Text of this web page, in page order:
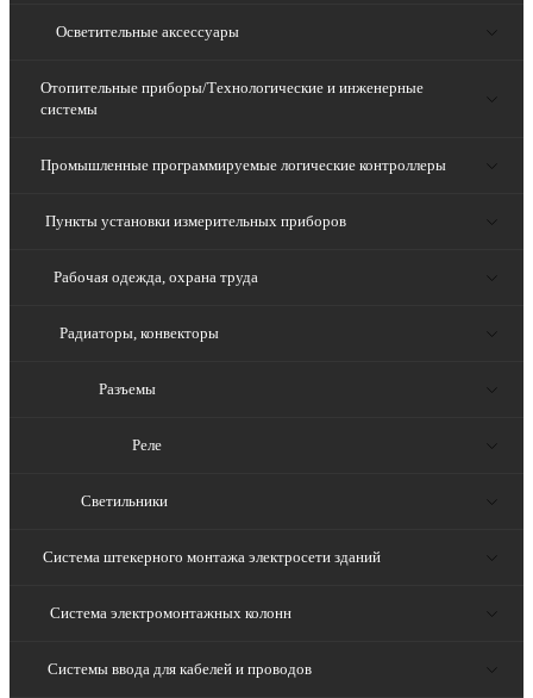
Осветительные аксессуары
Отопительные приборы/Технологические и инженерные
системы
Промышленные программируемые логические контроллеры
Пункты установки измерительных приборов
Рабочая одежда, охрана труда
Радиаторы, конвекторы
Разъемы
Реле
Светильники
Система штекерного монтажа электросети зданий
Система электромонтажных колонн
Системы ввода для кабелей и проводов